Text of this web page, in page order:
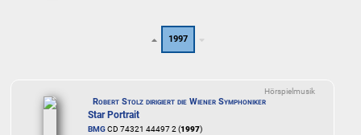
1997
Hörspielmusik
Robert Stolz dirigiert die Wiener Symphoniker
Star Portrait
BMGCD 74321 44497 2 (1997)